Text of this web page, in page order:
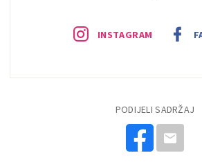
INSTAGRAM
PODIJELI SADRŽAJ